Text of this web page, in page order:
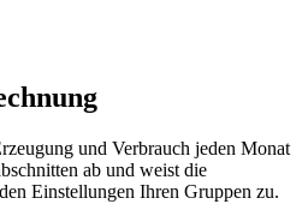
und Verbrauch jeden Monat
ab und weist die
Einstellungen Ihren Gruppen zu.